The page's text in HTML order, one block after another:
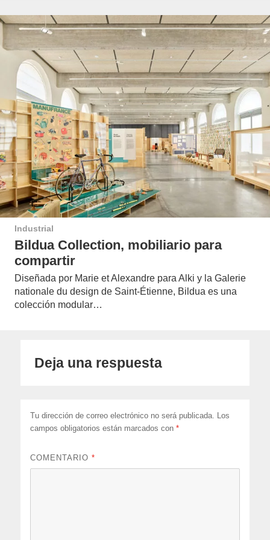
Industrial
Bildua Collection, mobiliario para
compartir
Diseñada por Marie et Alexandre para Alki y la Galerie
nationale du design de Saint-Étienne, Bildua es una
colección modular…
Deja una respuesta
Tu dirección de correo electrónico no será publicada. Los
campos obligatorios están marcados con*
COMENTARIO*